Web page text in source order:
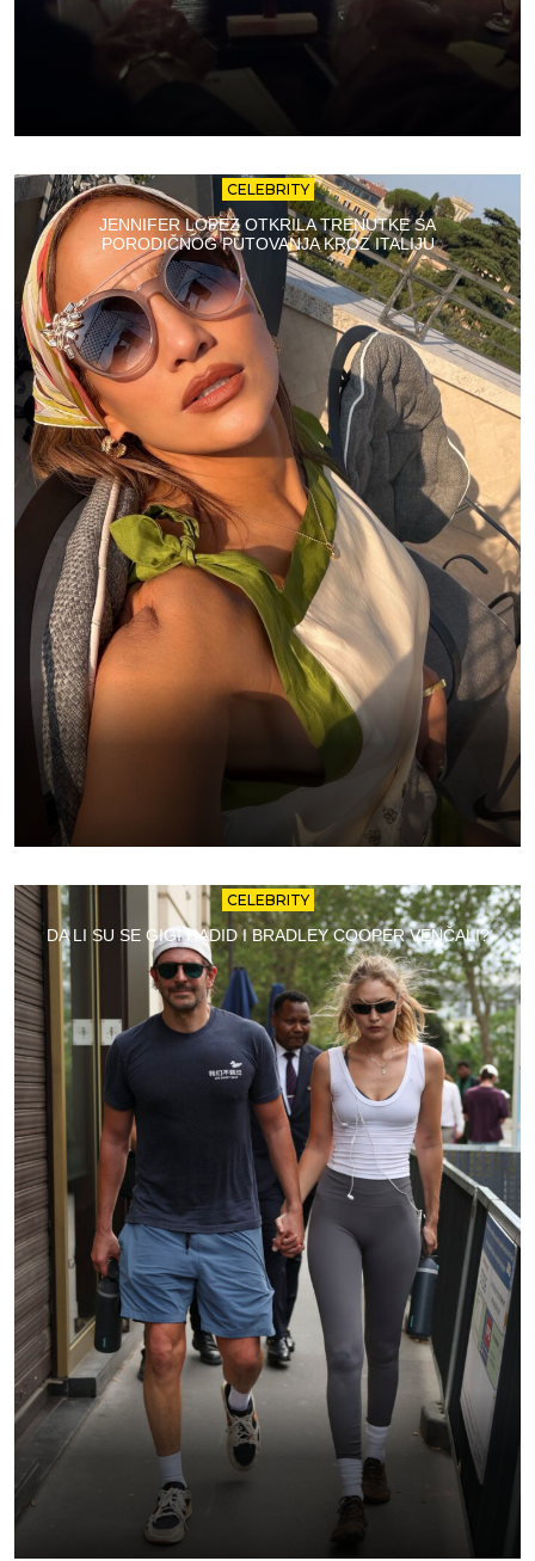
CELEBRITY
JENNIFER LOPEZ OTKRILA TRENUTKE SA
PORODIČNOG PUTOVANJA KROZ ITALIJU
CELEBRITY
DA LI SU SE GIGI HADID I BRADLEY COOPER VENČALI?